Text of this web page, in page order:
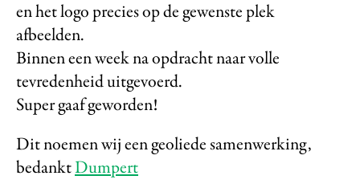
en het logo precies op de gewenste plek
afbeelden.
Binnen een week na opdracht naar volle
tevredenheid uitgevoerd.
Super gaaf geworden!
Dit noemen wij een geoliede samenwerking,
bedanktDumpert